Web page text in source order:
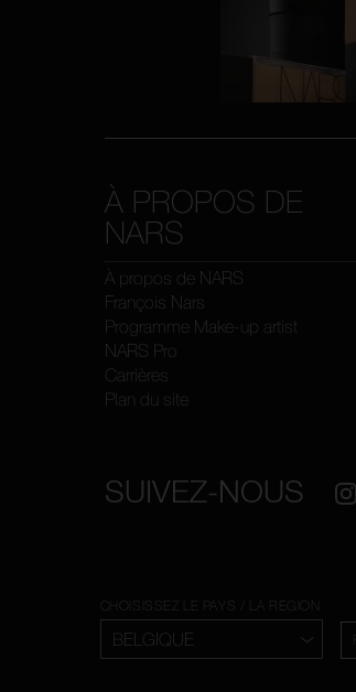
À PROPOS DE
NARS
À propos de NARS
François Nars
Programme Make-up artist
NARS Pro
Carrières
Plan du site
SUIVEZ-NOUS
CHOISISSEZ LE PAYS / LA REGION